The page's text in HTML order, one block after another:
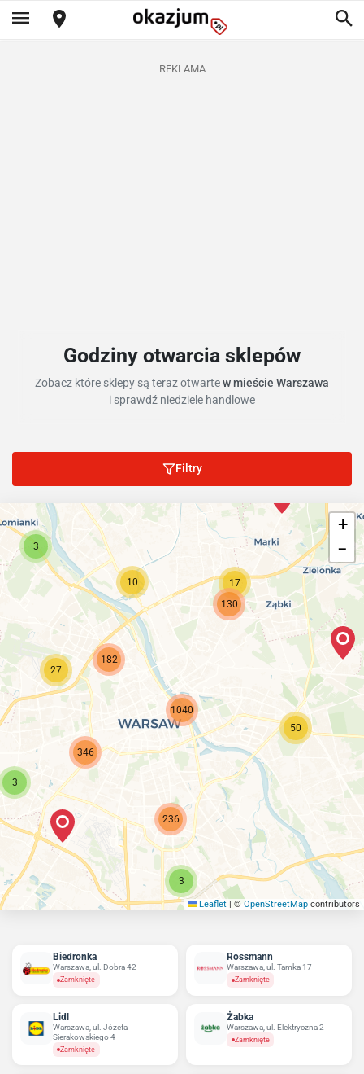
REKLAMA
Godziny otwarcia sklepów
Zobacz które sklepy są teraz otwartew mieście Warszawa
i sprawdź niedziele handlowe
Filtry
50
1040
182
130
236
17
346
27
10
3
3
3
+
−
Leaflet | © OpenStreetMap contributors
Biedronka
Warszawa, ul. Dobra 42
Zamknięte
Rossmann
Warszawa, ul. Tamka 17
Zamknięte
Lidl
Warszawa, ul. Józefa
Sierakowskiego 4
Zamknięte
Żabka
Warszawa, ul. Elektryczna 2
Zamknięte